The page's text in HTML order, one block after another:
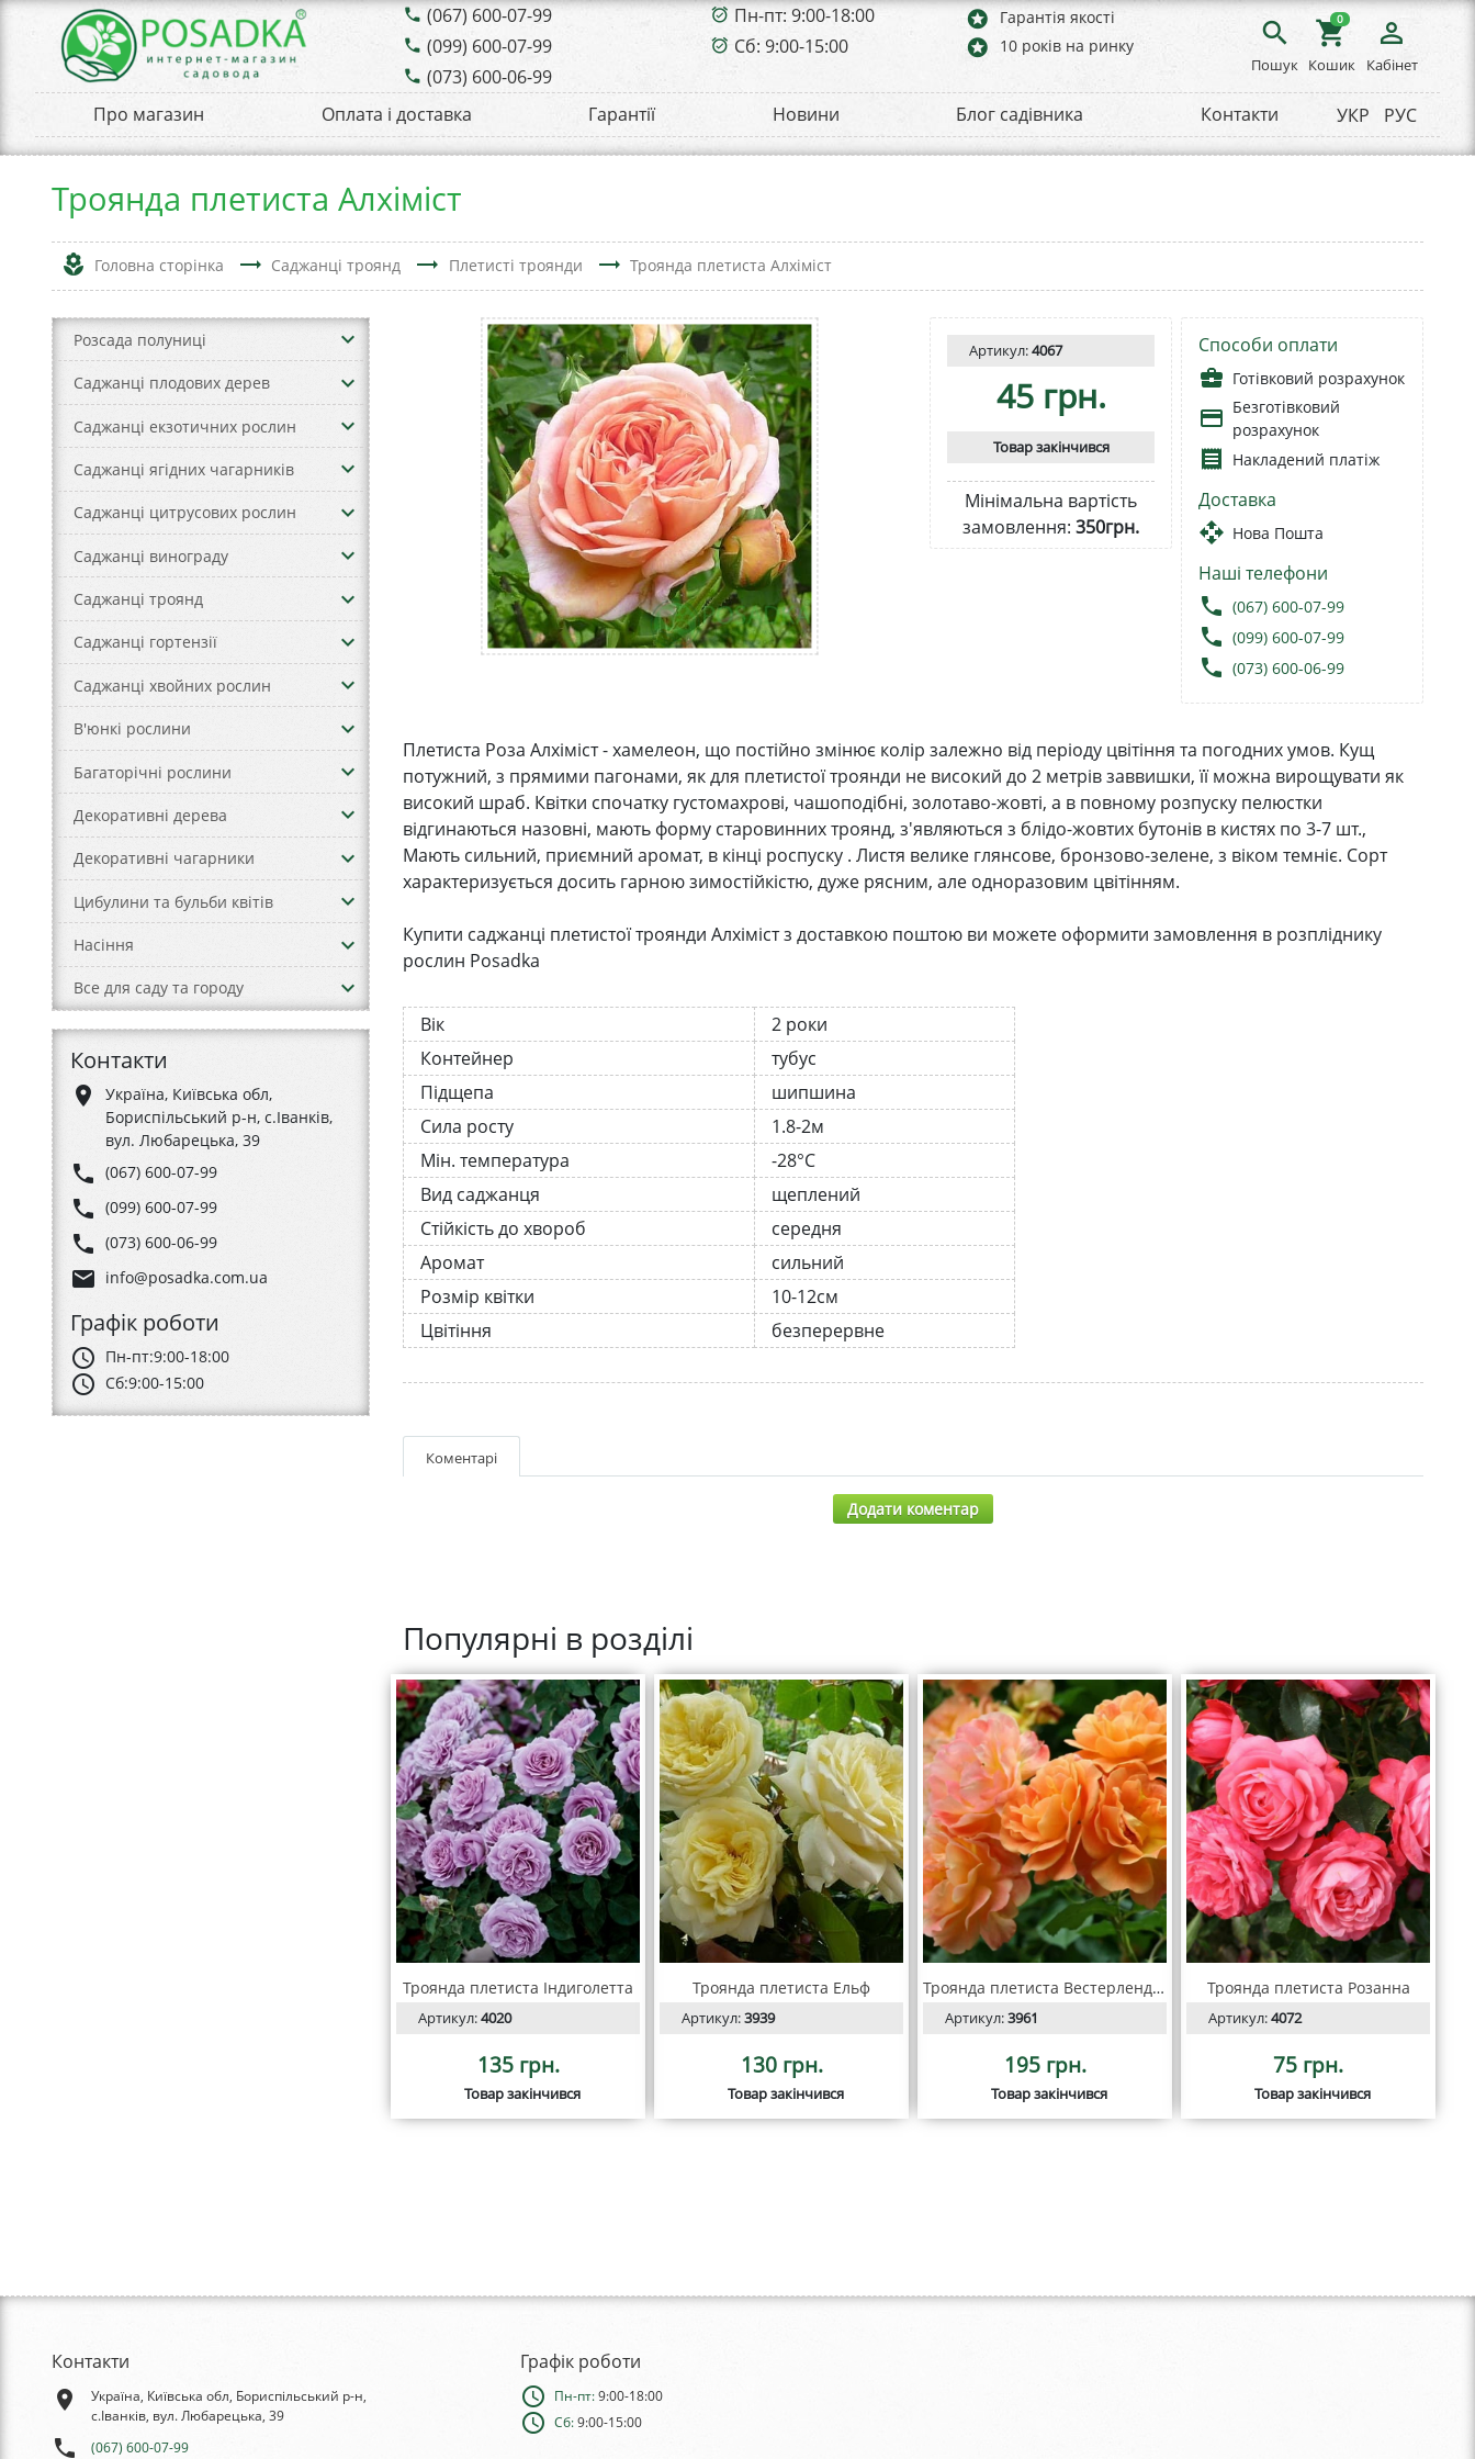
phone (067) 600-07-99
phone (099) 600-07-99
phone (073) 600-06-99
alarm_on Пн-пт: 9:00-18:00
alarm_on Сб: 9:00-15:00
stars Гарантія якості
stars 10 років на ринку search
Пошук
shopping_cart
0
Кошик
person_outline
Кабінет
Про магазин Оплата і доставка Гарантії Новини Блог садівника Контакти УКР РУС
Троянда плетиста Алхіміст
local_florist Головна сторінка trending_flat Саджанці троянд trending_flat Плетисті троянди trending_flat Троянда плетиста Алхіміст
Розсада полуниці keyboard_arrow_down
Саджанці плодових дерев keyboard_arrow_down
Саджанці екзотичних рослин keyboard_arrow_down
Саджанці ягідних чагарників keyboard_arrow_down
Саджанці цитрусових рослин keyboard_arrow_down
Саджанці винограду keyboard_arrow_down
Саджанці троянд keyboard_arrow_down
Саджанці гортензії keyboard_arrow_down
Саджанці хвойних рослин keyboard_arrow_down
В'юнкі рослини keyboard_arrow_down
Багаторічні рослини keyboard_arrow_down
Декоративні дерева keyboard_arrow_down
Декоративні чагарники keyboard_arrow_down
Цибулини та бульби квітів keyboard_arrow_down
Насіння keyboard_arrow_down
Все для саду та городу keyboard_arrow_down
Контакти
place
Україна, Київська обл,
Бориспільський р-н, с.Іванків,
вул. Любарецька, 39
phone (067) 600-07-99
phone (099) 600-07-99
phone (073) 600-06-99
email info@posadka.com.ua
Графік роботи
schedule Пн-пт:9:00-18:00
schedule Сб:9:00-15:00
Артикул:4067
45 грн.
Товар закінчився
Мінімальна вартість
замовлення: 350грн.
Способи оплати
business_center Готівковий розрахунок
payment Безготівковий
розрахунок
receipt Накладений платіж
Доставка
open_with Нова Пошта
Наші телефони
local_phone (067) 600-07-99
local_phone (099) 600-07-99
local_phone (073) 600-06-99
Плетиста Роза Алхіміст - хамелеон, що постійно змінює колір залежно від періоду цвітіння та погодних умов. Кущ
потужний, з прямими пагонами, як для плетистої троянди не високий до 2 метрів заввишки, її можна вирощувати як
високий шраб. Квітки спочатку густомахрові, чашоподібні, золотаво-жовті, а в повному розпуску пелюстки
відгинаються назовні, мають форму старовинних троянд, з'являються з блідо-жовтих бутонів в кистях по 3-7 шт.,
Мають сильний, приємний аромат, в кінці роспуску . Листя велике глянсове, бронзово-зелене, з віком темніє. Сорт
характеризується досить гарною зимостійкістю, дуже рясним, але одноразовим цвітінням.
Купити саджанці плетистої троянди Алхіміст з доставкою поштою ви можете оформити замовлення в розпліднику
рослин Posadka
Вік
2 роки
Контейнер
тубус
Підщепа
шипшина
Сила росту
1.8-2м
Мін. температура
-28°C
Вид саджанця
щеплений
Стійкість до хвороб
середня
Аромат
сильний
Розмір квітки
10-12см
Цвітіння
безперервне
Коментарі
Додати коментар
Популярні в розділі
Троянда плетиста Індиголетта
Артикул:4020
135 грн.
Товар закінчився
Троянда плетиста Ельф
Артикул:3939
130 грн.
Товар закінчився
Троянда плетиста Вестерленд С2
Артикул:3961
195 грн.
Товар закінчився
Троянда плетиста Розанна
Артикул:4072
75 грн.
Товар закінчився
Контакти
place
Україна, Київська обл, Бориспільський р-н,
с.Іванків, вул. Любарецька, 39
phone (067) 600-07-99
Графік роботи
schedule Пн-пт: 9:00-18:00
schedule Сб: 9:00-15:00